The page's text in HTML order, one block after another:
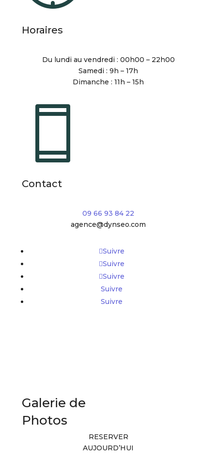
Horaires
Du lundi au vendredi : 00h00 – 22h00
Samedi : 9h – 17h
Dimanche : 11h – 15h
Contact
09 66 93 84 22
agence@dynseo.com
Suivre
Suivre
Suivre
Suivre
Suivre
Galerie de
Photos
RESERVER
AUJOURD’HUI